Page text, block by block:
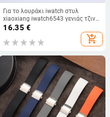
Για το λουράκι iwatch στυλ
xiaoxiang iwatch6543 γενιάς τζιν
αλυσίδα μεταλλικό βραχιόλι μήλο
16.35 €
add_shopping_cart